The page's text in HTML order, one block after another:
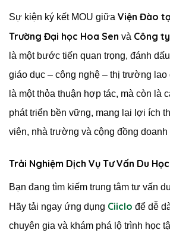
Sự kiện ký kết MOU giữa Viện Đào
Trường Đại học Hoa Sen và Công
là một bước tiến quan trọng, đánh
giáo dục – công nghệ – thị trường
là một thỏa thuận hợp tác, mà còn là
phát triển bền vững, mang lại lợi ích
viên, nhà trường và cộng đồng doanh
Trải Nghiệm Dịch Vụ Tư Vấn Du
Bạn đang tìm kiếm trung tâm tư vấn
Hãy tải ngay ứng dụng Ciiclo để dễ
chuyên gia và khám phá lộ trình học